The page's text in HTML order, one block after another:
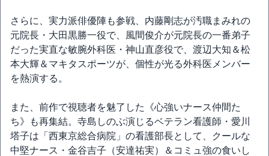
さらに、実力派俳優陣も参戦、内藤剛志が汚職まみれの
元院長・大田黒勝一役で、風間俊介が元院長の一番弟子
だった実直な敏腕外科医・神山直彦役で、渡辺大知＆松
本大輝＆マキタスポーツが、個性が光る外科医メンバー
を熱演する。
また、前作で視聴者を魅了した《心強いナース仲間た
ち》も再集結。寺島しのぶ演じるベテラン看護師・愛川
塔子は「西東京総合病院」の看護部長として、クールな
中堅ナース・金谷吉子（安達祐実）＆コミュ強の食いし